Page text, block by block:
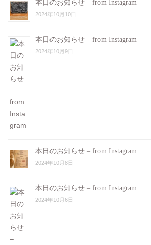
本日のお知らせ – from Instagram
2024年10月10日
本日のお知らせ – from Instagram
2024年10月9日
本日のお知らせ – from Instagram
2024年10月8日
本日のお知らせ – from Instagram
2024年10月6日